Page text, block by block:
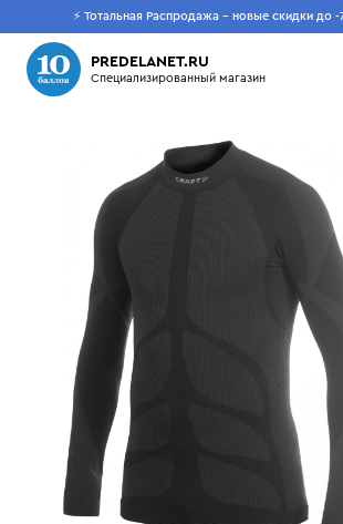
⚡ Тотальная Распродажа - новые скидки до -
PREDELANET.RU
Специализированный магазин
Что будем искать?